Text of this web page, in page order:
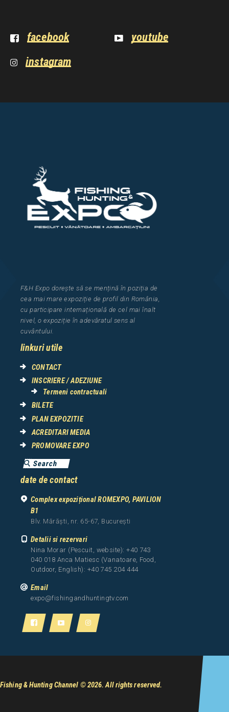
facebook
youtube
instagram
F&H Expo dorește să se mențină în poziția de
cea mai mare expoziție de profil din România,
cu participare internațională de cel maiînalt
nivel, o expoziție în adevăratul sens al
cuvântului.
linkuri utile
CONTACT
INSCRIERE / ADEZIUNE
Termeni contractuali
BILETE
PLAN EXPOZITIE
ACREDITARI MEDIA
PROMOVARE EXPO
date de contact
Complex expozițional ROMEXPO, PAVILION
B1
Blv. Mărăști, nr. 65-67, București
Detalii si rezervari
Nina Morar (Pescuit, website): +40 743
040 018 Anca Matiesc (Vanatoare, Food,
Outdoor, English): +40 745 204 444
Email
expo@fishingandhuntingtv.com
Fishing & Hunting Channel © 2026. All rights reserved.